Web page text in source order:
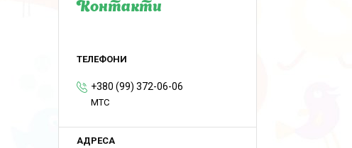
Контакти
+380 (99) 372-06-06
MTC